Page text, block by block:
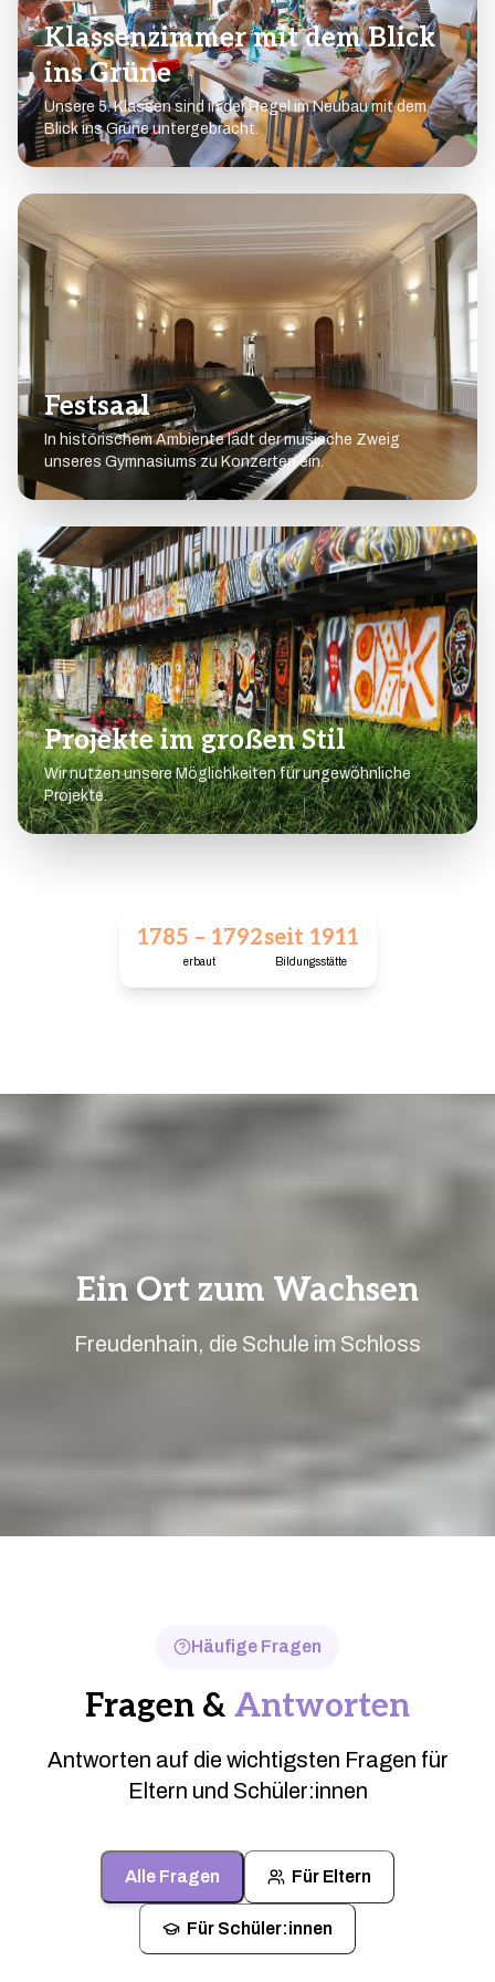
Klassenzimmer mit dem Blick
ins Grüne
Unsere 5. Klassen sind in der Regel im Neubau mit dem
Blick ins Grüne untergebracht.
Festsaal
In historischem Ambiente lädt der musische Zweig
unseres Gymnasiums zu Konzerten ein.
Projekte im großen Stil
Wir nutzen unsere Möglichkeiten für ungewöhnliche
Projekte.
1785 – 1792
erbaut
seit 1911
Bildungsstätte
Ein Ort zum Wachsen
Freudenhain, die Schule im Schloss
Häufige Fragen
Fragen & Antworten
Antworten auf die wichtigsten Fragen für
Eltern und Schüler:innen
Alle Fragen Für Eltern
Für Schüler:innen